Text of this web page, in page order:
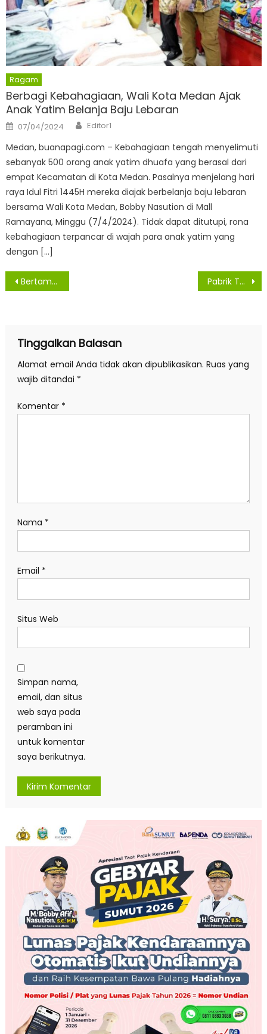
Ragam
Berbagi Kebahagiaan, Wali Kota Medan Ajak
Anak Yatim Belanja Baju Lebaran
Posted
on
07/04/2024 Author
Editor1
Medan, buanapagi.com – Kebahagiaan tengah menyelimuti
sebanyak 500 orang anak yatim dhuafa yang berasal dari
empat Kecamatan di Kota Medan. Pasalnya menjelang hari
raya Idul Fitri 1445H mereka diajak berbelanja baju lebaran
bersama Wali Kota Medan, Bobby Nasution di Mall
Ramayana, Minggu (7/4/2024). Tidak dapat ditutupi, rona
kebahagiaan terpancar di wajah para anak yatim yang
dengan […]
Navigasi
Bertambah Lagi Satu Warga Asahan Konfirmasi Dan Lima Orang Sembuh Dari Virus Covid -19 Pabrik Tepung Kelapa Buang Limbah Ke Sungai, Warga Akan Gelar Aksi Demo
Tinggalkan Balasan
Alamat email Anda tidak akan dipublikasikan. Ruas yang
wajib ditandai *
Komentar *
Nama *
Email *
Situs Web
Simpan nama,
email, dan situs
web saya pada
peramban ini
untuk komentar
saya berikutnya.